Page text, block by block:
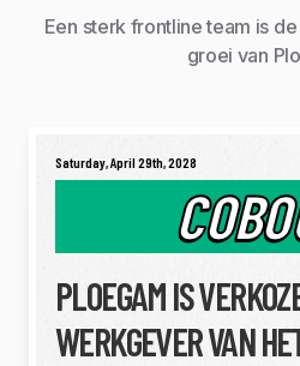
Saturday, April 29th, 2028
PLOEGAM IS
WERKGEVER VAN
Een sterk frontline team is
groei van